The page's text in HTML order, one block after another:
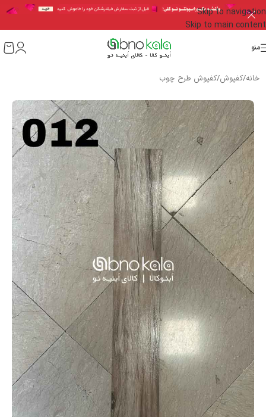
Skip to navigation
Skip to main content
منو
خانه/کفپوش/کفپوش طرح چوب